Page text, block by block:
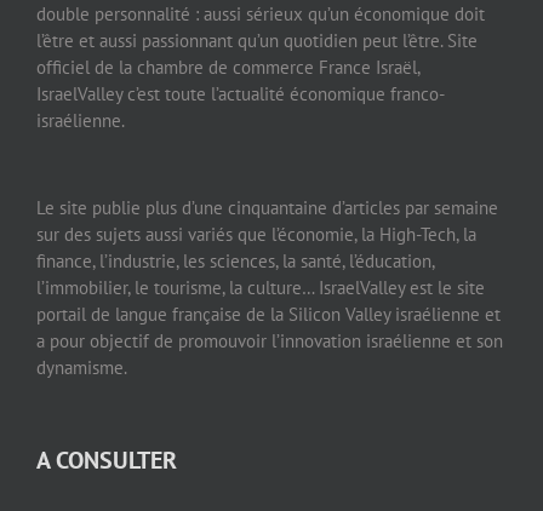
double personnalité : aussi sérieux qu’un économique doit
l’être et aussi passionnant qu’un quotidien peut l’être. Site
officiel de la chambre de commerce France Israël,
IsraelValley c’est toute l’actualité économique franco-
israélienne.
Le site publie plus d’une cinquantaine d’articles par semaine
sur des sujets aussi variés que l’économie, la High-Tech, la
finance, l’industrie, les sciences, la santé, l’éducation,
l’immobilier, le tourisme, la culture… IsraelValley est le site
portail de langue française de la Silicon Valley israélienne et
a pour objectif de promouvoir l’innovation israélienne et son
dynamisme.
A CONSULTER